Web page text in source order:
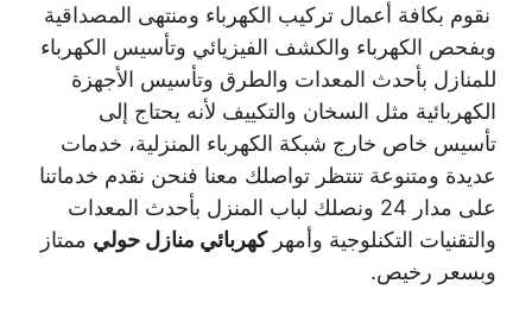
نقوم بكافة أعمال تركيب الكهرباء ومنتهى المصداقية
وبفحص الكهرباء والكشف الفيزيائي وتأسيس الكهرباء
للمنازل بأحدث المعدات والطرق وتأسيس الأجهزة
الكهربائية مثل السخان والتكييف لأنه يحتاج إلى
تأسيس خاص خارج شبكة الكهرباء المنزلية، خدمات
عديدة ومتنوعة تنتظر تواصلك معنا فنحن نقدم خدماتنا
على مدار 24 ونصلك لباب المنزل بأحدث المعدات
والتقنيات التكنلوجية وأمهركهربائي منازل حولي ممتاز
وبسعر رخيص.